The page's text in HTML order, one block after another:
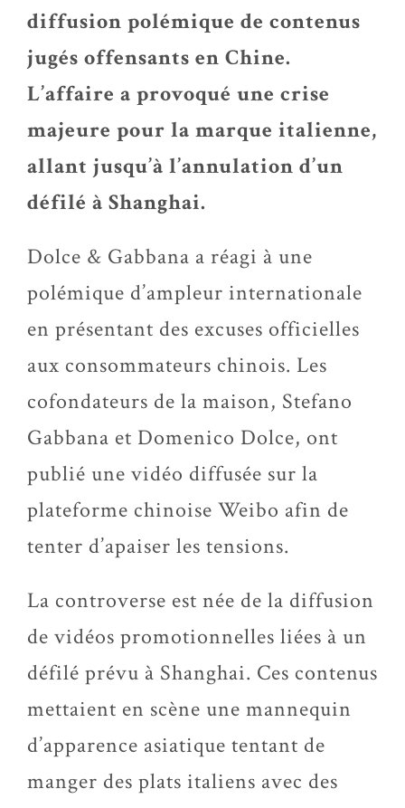
diffusion polémique de contenus
jugés offensants en Chine.
L’affaire a provoqué une crise
majeure pour la marque italienne,
allant jusqu’à l’annulation d’un
défilé à Shanghai.
Dolce & Gabbana a réagi à une
polémique d’ampleur internationale
en présentant des excuses officielles
aux consommateurs chinois. Les
cofondateurs de la maison, Stefano
Gabbana et Domenico Dolce, ont
publié une vidéo diffusée sur la
plateforme chinoise Weibo afin de
tenter d’apaiser les tensions.
La controverse est née de la diffusion
de vidéos promotionnelles liées à un
défilé prévu à Shanghai. Ces contenus
mettaient en scène une mannequin
d’apparence asiatique tentant de
manger des plats italiens avec des